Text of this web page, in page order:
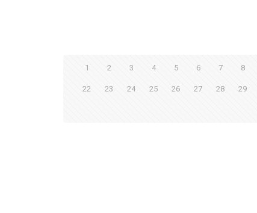
1 2 3 4 5 6 7 8
22 23 24 25 26 27 28 29